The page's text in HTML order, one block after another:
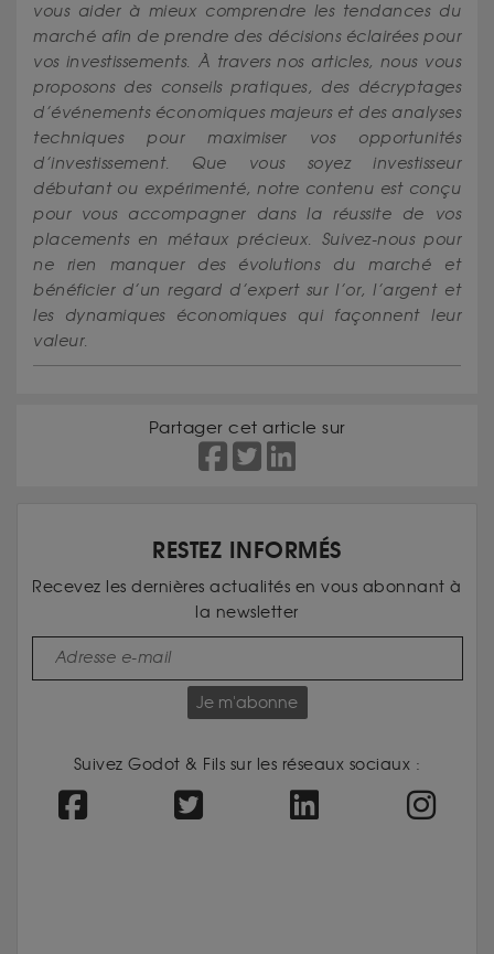
vous aider à mieux comprendre les tendances du
marché afin de prendre des décisions éclairées pour
vos investissements. À travers nos articles, nous vous
proposons des conseils pratiques, des décryptages
d’événements économiques majeurs et des analyses
techniques pour maximiser vos opportunités
d’investissement. Que vous soyez investisseur
débutant ou expérimenté, notre contenu est conçu
pour vous accompagner dans la réussite de vos
placements en métaux précieux. Suivez-nous pour
ne rien manquer des évolutions du marché et
bénéficier d’un regard d’expert sur l’or, l’argent et
les dynamiques économiques qui façonnent leur
valeur.
Partager cet article sur
RESTEZ INFORMÉS
Recevez les dernières actualités en vous abonnant à
la newsletter
Je m'abonne
Suivez Godot & Fils sur les réseaux sociaux :